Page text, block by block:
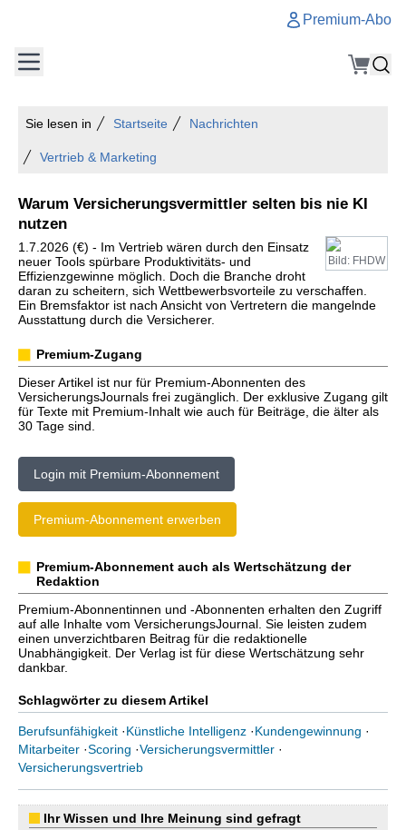
Premium-Abo
Sie lesen in Startseite Nachrichten
Vertrieb & Marketing
Warum Versicherungsvermittler selten bis nie KI
nutzen
Bild: FHDW
1.7.2026 (€) - Im Vertrieb wären durch den Einsatz
neuer Tools spürbare Produktivitäts- und
Effizienzgewinne möglich. Doch die Branche droht
daran zu scheitern, sich Wettbewerbsvorteile zu verschaffen.
Ein Bremsfaktor ist nach Ansicht von Vertretern die mangelnde
Ausstattung durch die Versicherer.
Premium-Zugang
Dieser Artikel ist nur für Premium-Abonnenten des
VersicherungsJournals frei zugänglich. Der exklusive Zugang gilt
für Texte mit Premium-Inhalt wie auch für Beiträge, die älter als
30 Tage sind.
Login mit Premium-Abonnement
Premium-Abonnement erwerben
Premium-Abonnement auch als Wertschätzung der
Redaktion
Premium-Abonnentinnen und -Abonnenten erhalten den Zugriff
auf alle Inhalte vom VersicherungsJournal. Sie leisten zudem
einen unverzichtbaren Beitrag für die redaktionelle
Unabhängigkeit. Der Verlag ist für diese Wertschätzung sehr
dankbar.
Schlagwörter zu diesem Artikel
Berufsunfähigkeit ·Künstliche Intelligenz ·Kundengewinnung ·
Mitarbeiter ·Scoring ·Versicherungsvermittler ·
Versicherungsvertrieb
Ihr Wissen und Ihre Meinung sind gefragt